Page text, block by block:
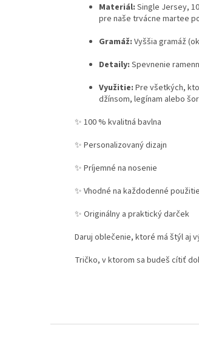
Materiál: Single Jersey,
pre naše trvácne martee
Gramáž: Vyššia gramáž
Detaily: Spevnenie
Využitie: Pre všetkých,
džínsom, legínam alebo
✨ 100 % kvalitná bavlna
✨ Personalizovaný dizajn
✨ Príjemné na nosenie
✨ Vhodné na každodenné použitie
✨ Originálny a praktický darček
Daruj oblečenie, ktoré má štýl aj
Tričko, v ktorom sa budeš cítiť